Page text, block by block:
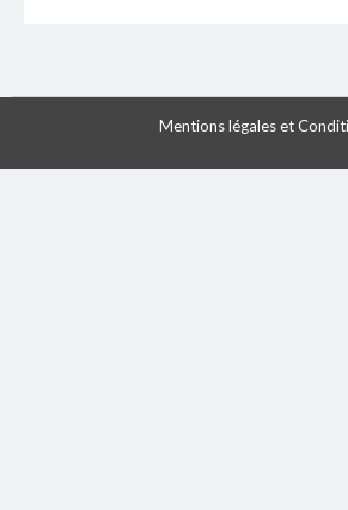
Mentions légales et